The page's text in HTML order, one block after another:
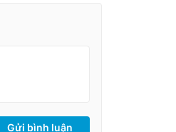
Gửi bình luận